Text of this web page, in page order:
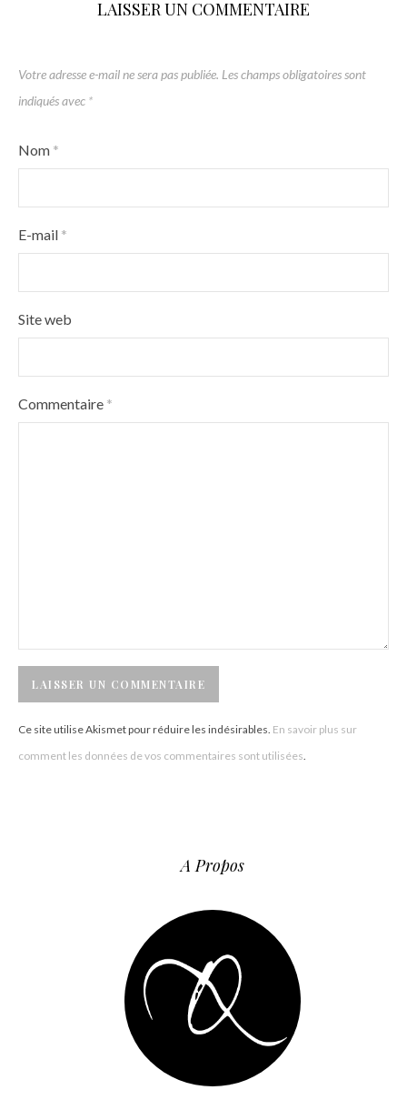
LAISSER UN COMMENTAIRE
Votre adresse e-mail ne sera pas publiée. Les champs obligatoires sont
indiqués avec *
Nom *
E-mail *
Site web
Commentaire *
Ce site utilise Akismet pour réduire les indésirables. En savoir plus sur
comment les données de vos commentaires sont utilisées.
A Propos